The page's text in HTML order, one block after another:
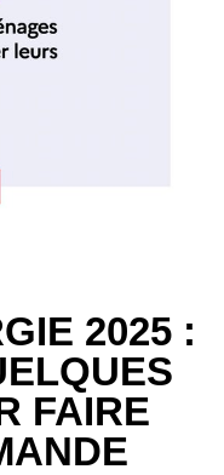
2025 :
FAIRE